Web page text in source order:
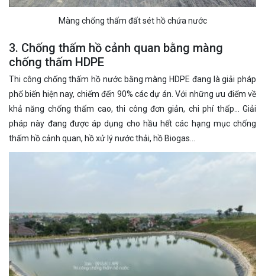
Màng chống thấm đất sét hồ chứa nước
3. Chống thấm hồ cảnh quan bằng màng
chống thấm HDPE
Thi công chống thấm hồ nước bằng màng HDPE đang là giải pháp
phổ biến hiện nay, chiếm đến 90% các dự án. Với những ưu điểm về
khả năng chống thấm cao, thi công đơn giản, chi phí thấp… Giải
pháp này đang được áp dụng cho hầu hết các hạng mục chống
thấm hồ cảnh quan, hồ xử lý nước thải, hồ Biogas…